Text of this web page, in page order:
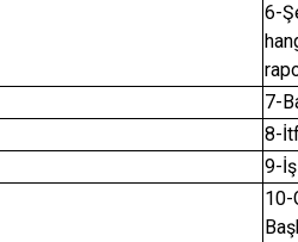
6-
7-
8-
9-
10-